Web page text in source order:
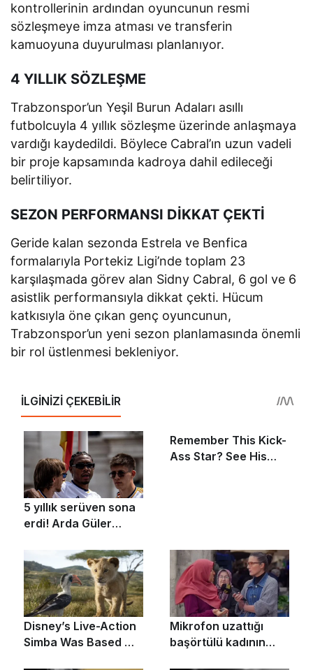
kontrollerinin ardından oyuncunun resmi
sözleşmeye imza atması ve transferin
kamuoyuna duyurulması planlanıyor.
4 YILLIK SÖZLEŞME
Trabzonspor’un Yeşil Burun Adaları asıllı
futbolcuyla 4 yıllık sözleşme üzerinde anlaşmaya
vardığı kaydedildi. Böylece Cabral’ın uzun vadeli
bir proje kapsamında kadroya dahil edileceği
belirtiliyor.
SEZON PERFORMANSI DİKKAT ÇEKTİ
Geride kalan sezonda Estrela ve Benfica
formalarıyla Portekiz Ligi’nde toplam 23
karşılaşmada görev alan Sidny Cabral, 6 gol ve 6
asistlik performansıyla dikkat çekti. Hücum
katkısıyla öne çıkan genç oyuncunun,
Trabzonspor’un yeni sezon planlamasında önemli
bir rol üstlenmesi bekleniyor.